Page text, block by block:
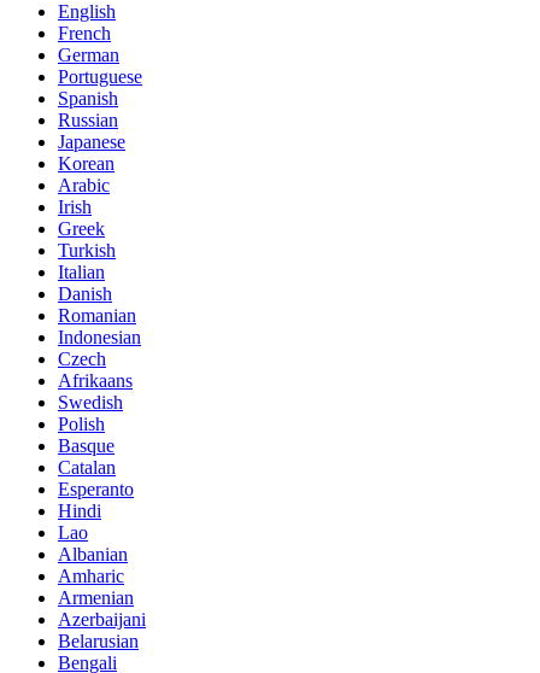
English
French
German
Portuguese
Spanish
Russian
Japanese
Korean
Arabic
Irish
Greek
Turkish
Italian
Danish
Romanian
Indonesian
Czech
Afrikaans
Swedish
Polish
Basque
Catalan
Esperanto
Hindi
Lao
Albanian
Amharic
Armenian
Azerbaijani
Belarusian
Bengali